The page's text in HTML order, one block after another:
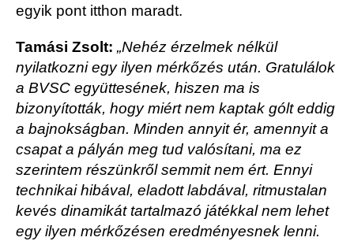
egyik pont itthon maradt.
Tamási Zsolt: „Nehéz érzelmek nélkül
nyilatkozni egy ilyen mérkőzés után. Gratulálok
a BVSC együttesének, hiszen ma is
bizonyították, hogy miért nem kaptak gólt eddig
a bajnokságban. Minden annyit ér, amennyit a
csapat a pályán meg tud valósítani, ma ez
szerintem részünkről semmit nem ért. Ennyi
technikai hibával, eladott labdával, ritmustalan
kevés dinamikát tartalmazó játékkal nem lehet
egy ilyen mérkőzésen eredményesnek lenni.